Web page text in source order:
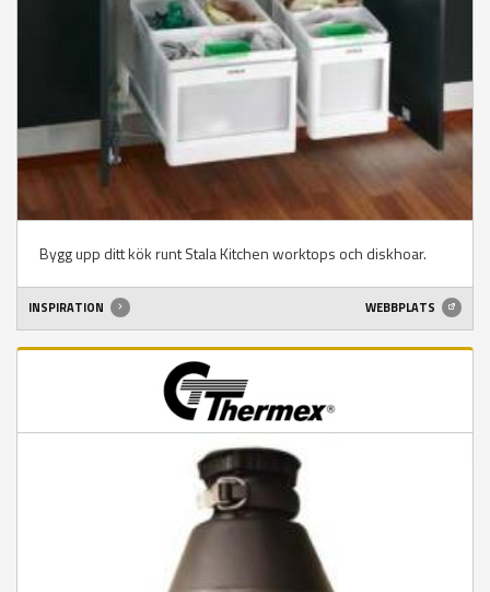
Bygg upp ditt kök runt Stala Kitchen worktops och diskhoar.
INSPIRATION WEBBPLATS